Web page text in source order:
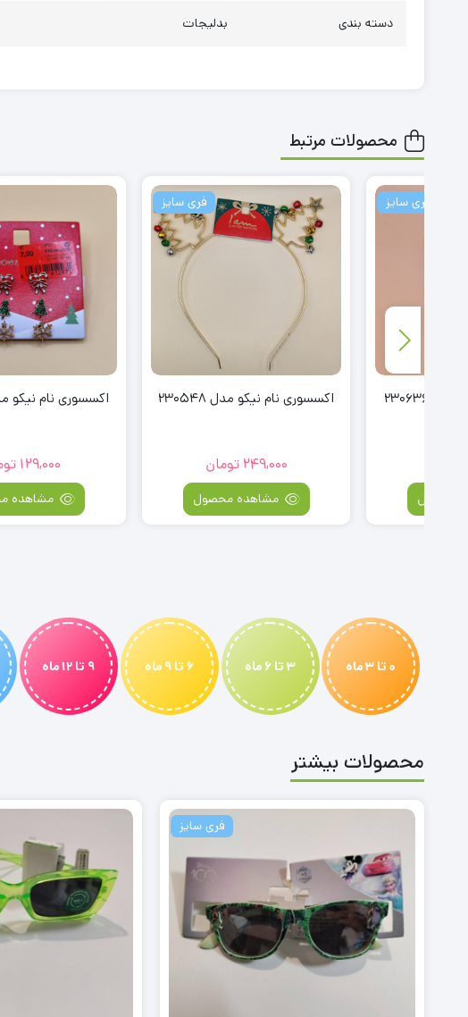
دسته بندی بدلیجات
محصولات مرتبط
فری سایز
اکسسوری نام نیکو مدل 230548
تومان
مشاهده محصول
اکسسوری نام نیکو مدل 230525
تومان
مشاهده محصول
0 تا 3 ماه 3 تا 6 ماه 6 تا 9 ماه 9 تا 12 ماه
محصولات بیشتر
فری سایز